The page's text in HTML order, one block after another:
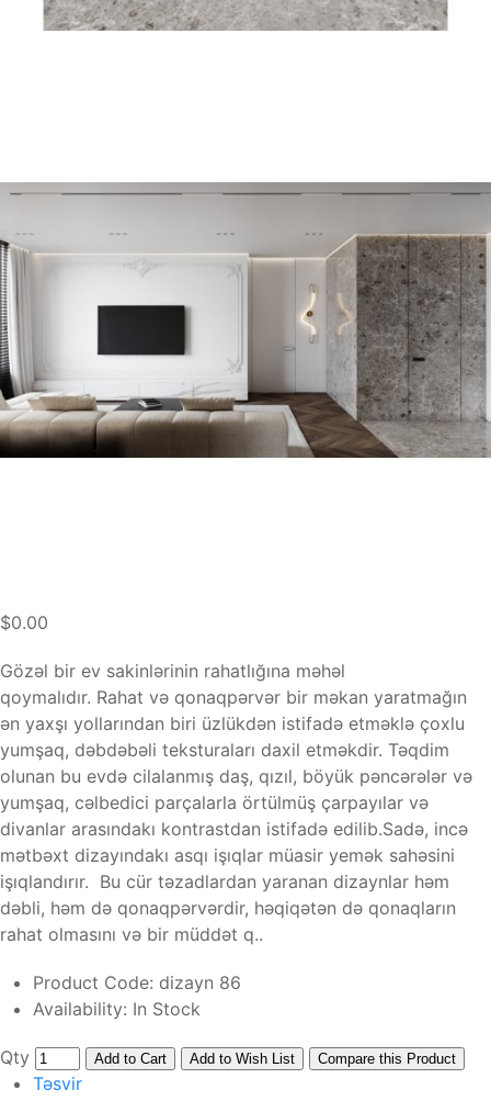
$0.00
Gözəl bir ev sakinlərinin rahatlığına məhəl
qoymalıdır. Rahat və qonaqpərvər bir məkan yaratmağın
ən yaxşı yollarından biri üzlükdən istifadə etməklə çoxlu
yumşaq, dəbdəbəli teksturaları daxil etməkdir. Təqdim
olunan bu evdə cilalanmış daş, qızıl, böyük pəncərələr və
yumşaq, cəlbedici parçalarla örtülmüş çarpayılar və
divanlar arasındakı kontrastdan istifadə edilib.Sadə, incə
mətbəxt dizayındakı asqı işıqlar müasir yemək sahəsini
işıqlandırır. Bu cür təzadlardan yaranan dizaynlar həm
dəbli, həm də qonaqpərvərdir, həqiqətən də qonaqların
rahat olmasını və bir müddət q..
Product Code: dizayn 86
Availability: In Stock
Qty Add to Cart Add to Wish List Compare this Product
Təsvir